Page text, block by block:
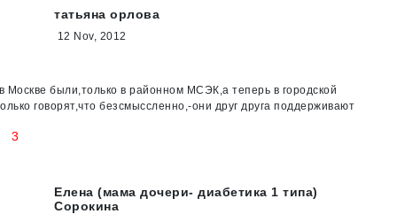
татьяна орлова
12 Nov, 2012
Москве были,только в районном МСЭК,а теперь в городской
говорят,что безсмыссленно,-они друг друга поддерживают
3
Елена (мама дочери- диабетика 1 типа)
Сорокина